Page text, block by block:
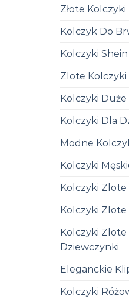
Złote
Kolczyk Do
Kolczyki Shein
Zlote Kolczyki
Kolczyki Duże
Kolczyki Dla
Modne
Kolczyki
Kolczyki Zlote
Kolczyki
Kolczyki Zlote
Dziewczynki
Eleganckie
Kolczyki